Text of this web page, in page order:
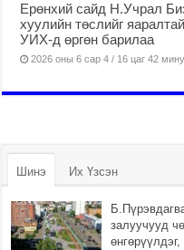
Ерөнхий сайд Н.Учрал
хуулийн төслийг
УИХ-д өргөн барилаа
2026 оны 6 сар 4 / 16 цаг 42
Шинэ Их Үзсэн
залуучууд